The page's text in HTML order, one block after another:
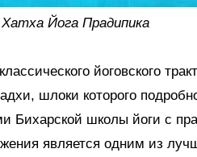
Хатха Йога Прадипика
йоговского
шлоки которого
Бихарской школы йоги с
является одним из